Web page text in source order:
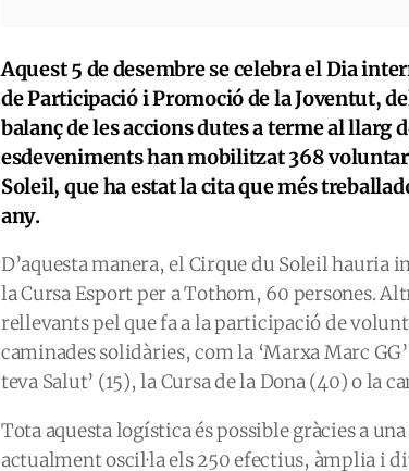
Aquest 5 de desembre se celebra el Dia
de Participació i Promoció de la Joventut,
balanç de les accions dutes a terme al llarg
esdeveniments han mobilitzat 368
Soleil, que ha estat la cita que més
any.
D’aquesta manera, el Cirque du Soleil hauria
la Cursa Esport per a Tothom, 60 persones.
rellevants pel que fa a la participació de
caminades solidàries, com la ‘Marxa Marc
teva Salut’ (15), la Cursa de la Dona (40) o la
Tota aquesta logística és possible gràcies a
actualment oscil·la els 250 efectius, àmplia i